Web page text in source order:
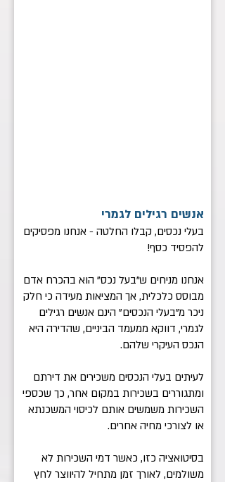
אנשים רגילים לגמרי
בעלי נכסים, קבלו החלטה - אנחנו מפסיקים
להפסיד כסף!
אנחנו מניחים ש"בעל נכס" הוא בהכרח אדם
מבוסס כלכלית, אך המציאות מעידה כי חלק
ניכר מ"בעלי הנכסים" הינם אנשים רגילים
לגמרי, דווקא ממעמד הביניים, שהדירה היא
הנכס העיקרי שלהם.
לעיתים בעלי הנכסים משכירים את דירתם
ומתגוררים בשכירות במקום אחר, כך שכספי
השכירות משמשים אותם לכיסוי המשכנתא
או לצורכי מחיה אחרים.
בסיטואציה כזו, כאשר דמי השכירות לא
משולמים, לאורך זמן מתחיל להיווצר לחץ